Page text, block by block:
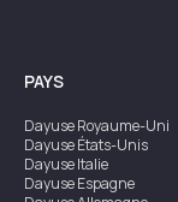
PAYS
DayuseRoyaume-Uni
DayuseÉtats-Unis
DayuseItalie
DayuseEspagne